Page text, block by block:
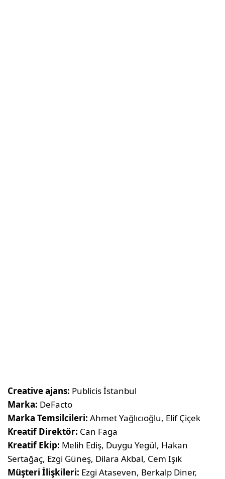
Creative ajans: Publicis İstanbul
Marka: DeFacto
Marka Temsilcileri:Ahmet Yağlıcıoğlu, Elif Çiçek
Kreatif Direktör: Can Faga
Kreatif Ekip: Melih Ediş, Duygu Yegül, Hakan
Sertağaç, Ezgi Güneş, Dilara Akbal, Cem Işık
Müşteri İlişkileri: Ezgi Ataseven, Berkalp Diner,